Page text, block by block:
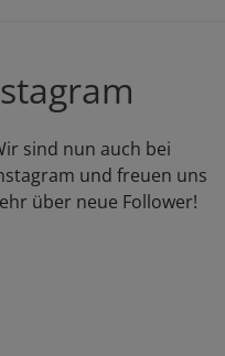
sind nun auch bei
und freuen uns
über neue Follower!